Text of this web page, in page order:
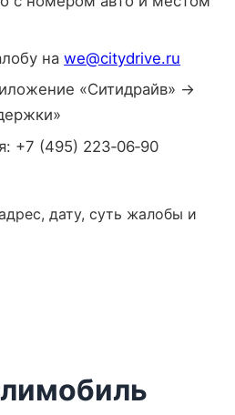
наwe@citydrive.ru
«Ситидрайв» →
+7 (495) 223‑06‑90
дату, суть жалобы и